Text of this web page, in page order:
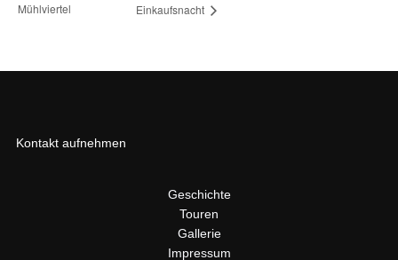
Mühlviertel
Einkaufsnacht
Kontakt aufnehmen
Geschichte
Touren
Gallerie
Impressum